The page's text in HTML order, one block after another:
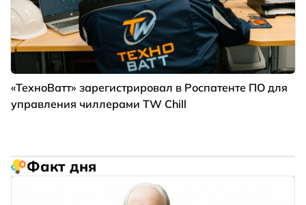
«ТехноВатт» зарегистрировал в Роспатенте ПО для
управления чиллерами TW Chill
Факт дня